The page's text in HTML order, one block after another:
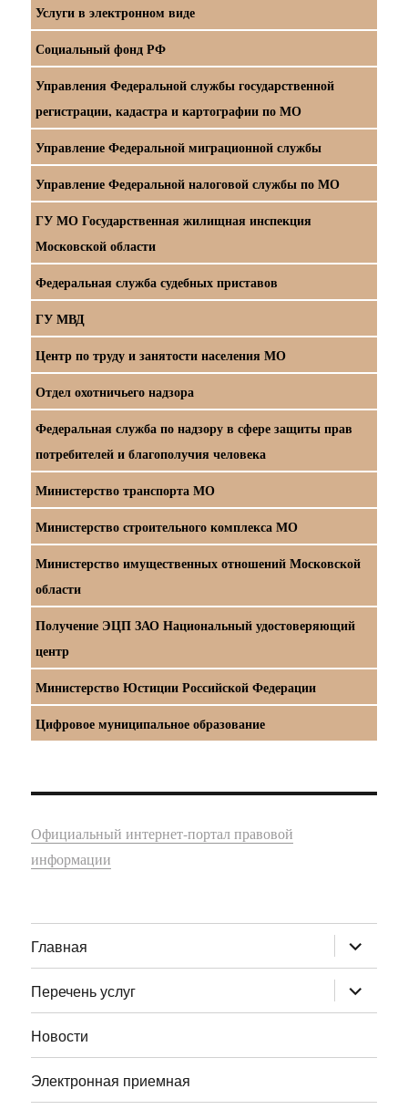
Услуги в электронном виде
Социальный фонд РФ
Управления Федеральной службы государственной
регистрации, кадастра и картографии по МО
Управление Федеральной миграционной службы
Управление Федеральной налоговой службы по МО
ГУ МО Государственная жилищная инспекция
Московской области
Федеральная служба судебных приставов
ГУ МВД
Центр по труду и занятости населения МО
Отдел охотничьего надзора
Федеральная служба по надзору в сфере защиты прав
потребителей и благополучия человека
Министерство транспорта МО
Министерство строительного комплекса МО
Министерство имущественных отношений Московской
области
Получение ЭЦП ЗАО Национальный удостоверяющий
центр
Министерство Юстиции Российской Федерации
Цифровое муниципальное образование
Официальный интернет-портал правовой
информации
Главная раскрыть
дочернее
меню
Перечень услуг
раскрыть
дочернее
меню
Новости
Электронная приемная